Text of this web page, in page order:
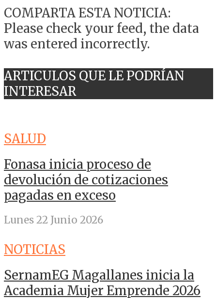
COMPARTA ESTA NOTICIA:
Please check your feed, the data
was entered incorrectly.
ARTICULOS QUE LE PODRÍAN
INTERESAR
SALUD
Fonasa inicia proceso de
devolución de cotizaciones
pagadas en exceso
Lunes 22 Junio 2026
NOTICIAS
SernamEG Magallanes inicia la
Academia Mujer Emprende 2026